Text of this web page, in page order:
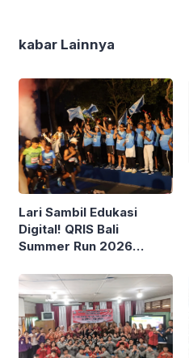
kabar Lainnya
Lari Sambil Edukasi
Digital! QRIS Bali
Summer Run 2026
Renon